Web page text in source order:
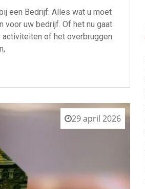
een Bedrijf: Alles wat u moet
voor uw bedrijf. Of het nu gaat
activiteiten of het overbruggen
29 april 2026